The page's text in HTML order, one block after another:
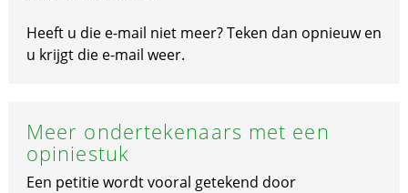
Heeft u die e-mail niet meer? Teken dan opnieuw en
u krijgt die e-mail weer.
Meer ondertekenaars met een
opiniestuk
Een petitie wordt vooral getekend door